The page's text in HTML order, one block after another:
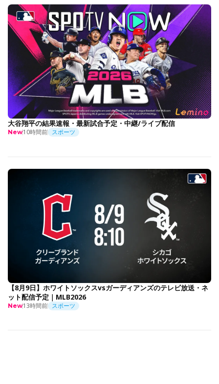
大谷翔平の結果速報・最新試合予定・中継/ライブ配信
New10時間前 スポーツ
【8月9日】ホワイトソックスvsガーディアンズのテレビ放送・ネ
ット配信予定｜MLB2026
New13時間前 スポーツ